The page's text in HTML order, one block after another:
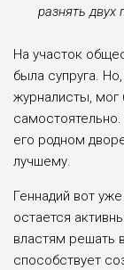
разнять двух
На участок
была супруга.
журналисты, мог
его родном
лучшему.
Геннадий вот
остается
властям решать
способствует